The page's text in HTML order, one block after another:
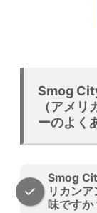
Smog
（アメ
ーのよく
Smog
リカン
味ですか